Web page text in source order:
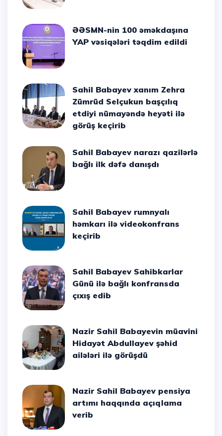
ƏƏSMN-nin 100 əməkdaşına
YAP vəsiqələri təqdim edildi
Sahil Babayev xanım Zehra
Zümrüd Selçukun başçılıq
etdiyi nümayəndə heyəti ilə
görüş keçirib
Sahil Babayev narazı qazilərlə
bağlı ilk dəfə danışdı
Sahil Babayev rumnyalı
həmkarı ilə videokonfrans
keçirib
Sahil Babayev Sahibkarlar
Günü ilə bağlı konfransda
çıxış edib
Nazir Sahil Babayevin müavini
Hidayət Abdullayev şəhid
ailələri ilə görüşdü
Nazir Sahil Babayev pensiya
artımı haqqında açıqlama
verib